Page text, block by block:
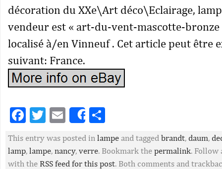
décoration du XXe\Art déco\Eclairage,
vendeur est « art-du-vent-mascotte-bronze
localisé à/en Vinneuf . Cet article peut être
suivant: France.
Facebook
Twitter
EmailShare
This entry was posted in lampe and tagged brandt, daum,
lamp, lampe, nancy, verre. Bookmark the permalink. Follow
with the RSS feed for this post. Both comments and